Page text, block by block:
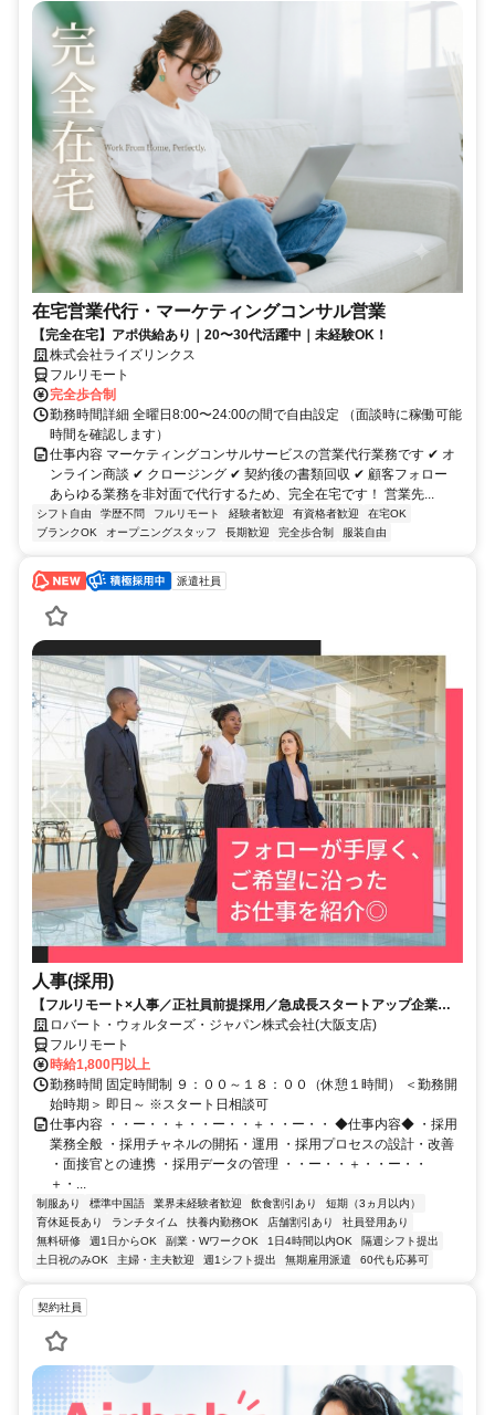
在宅営業代行・マーケティングコンサル営業
【完全在宅】アポ供給あり｜20〜30代活躍中｜未経験OK！
株式会社ライズリンクス
フルリモート
完全歩合制
勤務時間詳細 全曜日8:00〜24:00の間で自由設定 （面談時に稼働可能
時間を確認します）
仕事内容 マーケティングコンサルサービスの営業代行業務です ✔ オ
ンライン商談 ✔ クロージング ✔ 契約後の書類回収 ✔ 顧客フォロー
あらゆる業務を非対面で代行するため、完全在宅です！ 営業先...
シフト自由 学歴不問 フルリモート 経験者歓迎 有資格者歓迎
在宅OK
ブランクOK
オープニングスタッフ 長期歓迎 完全歩合制 服装自由
派遣社員
人事(採用)
【フルリモート×人事／正社員前提採用／急成長スタートアップ企業／
英語】Robert Walters
ロバート・ウォルターズ・ジャパン株式会社(大阪支店)
フルリモート
時給1,800円以上
勤務時間 固定時間制 ９：００～１８：００（休憩１時間） ＜勤務開
始時期＞ 即日～ ※スタート日相談可
仕事内容 ・・ー・・＋・・ー・・＋・・ー・・ ◆仕事内容◆ ・採用
業務全般 ・採用チャネルの開拓・運用 ・採用プロセスの設計・改善
・面接官との連携 ・採用データの管理 ・・ー・・＋・・ー・・
＋・...
制服あり 標準中国語 業界未経験者歓迎 飲食割引あり
短期（3ヵ月以内）
育休延長あり
ランチタイム 扶養内勤務OK 店舗割引あり
社員登用あり
無料研修
週1日からOK 副業・WワークOK 1日4時間以内OK
隔週シフト提出
土日祝のみOK
主婦・主夫歓迎 週1シフト提出 無期雇用派遣 60代も応募可
契約社員